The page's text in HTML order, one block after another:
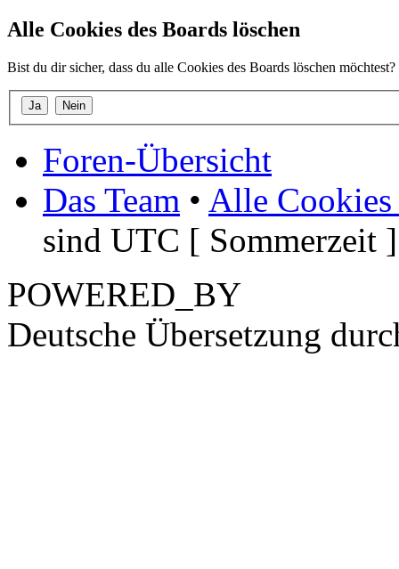
Alle Cookies des Boards löschen
Bist du dir sicher, dass du alle Cookies des Boards löschen möchtest?
Foren-Übersicht
Das Team • Alle Cookies
sind UTC [ Sommerzeit ]
POWERED_BY
Deutsche Übersetzung